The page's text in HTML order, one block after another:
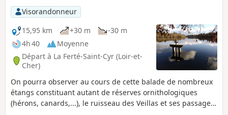
Visorandonneur
15,95 km
+30 m
-30 m
4h 40
Moyenne
Départ à La Ferté-Saint-Cyr (Loir-et-
Cher)
On pourra observer au cours de cette balade de nombreux
étangs constituant autant de réserves ornithologiques
(hérons, canards,...), le ruisseau des Veillas et ses passages